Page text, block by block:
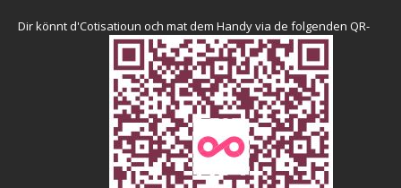
Dir könnt d'Cotisatioun och mat dem Handy via de folgenden QR-